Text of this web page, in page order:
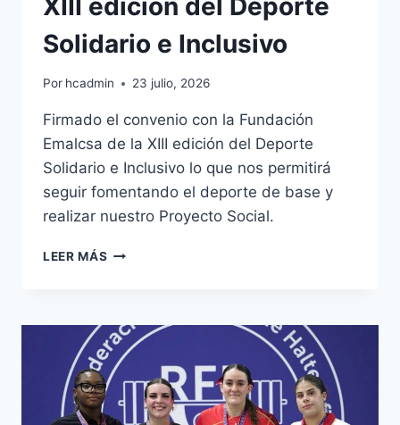
Solidario e Inclusivo
Por hcadmin 23 julio, 2026
Firmado el convenio con la Fundación
Emalcsa de la XIII edición del Deporte
Solidario e Inclusivo lo que nos permitirá
seguir fomentando el deporte de base y
realizar nuestro Proyecto Social.
LEER MÁS XIII
SOLIDARIO
E
INCLUSIVO